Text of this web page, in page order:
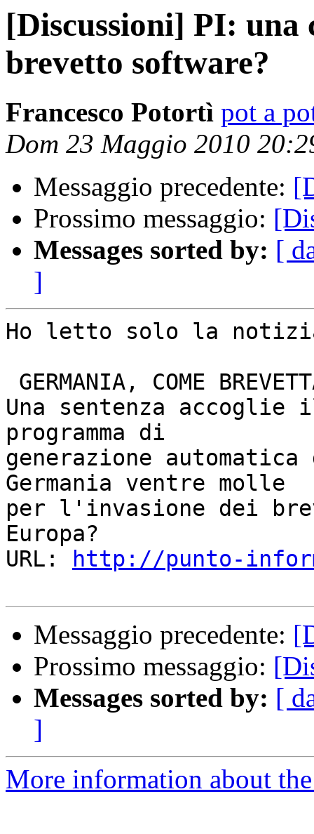
[Discussioni] PI: una
brevetto software?
Francesco Potortì pot a
Dom 23 Maggio 2010
Messaggio precedente:
Prossimo messaggio:
Messages sorted by: [
]
Ho letto solo la
Una sentenza
programma di
generazione
Germania ventre molle
per l'invasione dei
Europa?
URL:
http://punto-
Messaggio precedente:
Prossimo messaggio:
Messages sorted by: [
]
More information about